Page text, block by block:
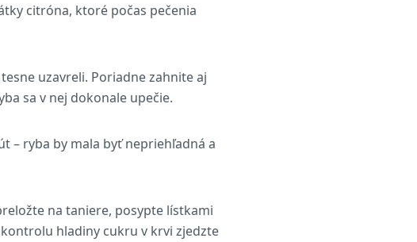
citróna, ktoré počas pečenia
uzavreli. Poriadne zahnite aj
sa v nej dokonale upečie.
– ryba by mala byť nepriehľadná a
na taniere, posypte lístkami
hladiny cukru v krvi zjedzte